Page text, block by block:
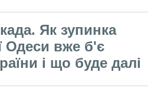
Як зупинка
Одеси вже б'є
і що буде далі